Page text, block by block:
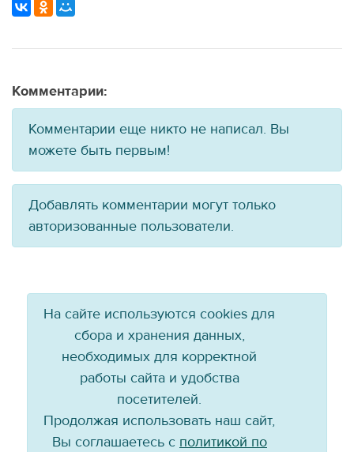
Комментарии:
Комментарии еще никто не написал. Вы
можете быть первым!
Добавлять комментарии могут только
авторизованные пользователи.
На сайте используются cookies для
сбора и хранения данных,
необходимых для корректной
работы сайта и удобства
посетителей.
Продолжая использовать наш сайт,
Вы соглашаетесь с политикой по